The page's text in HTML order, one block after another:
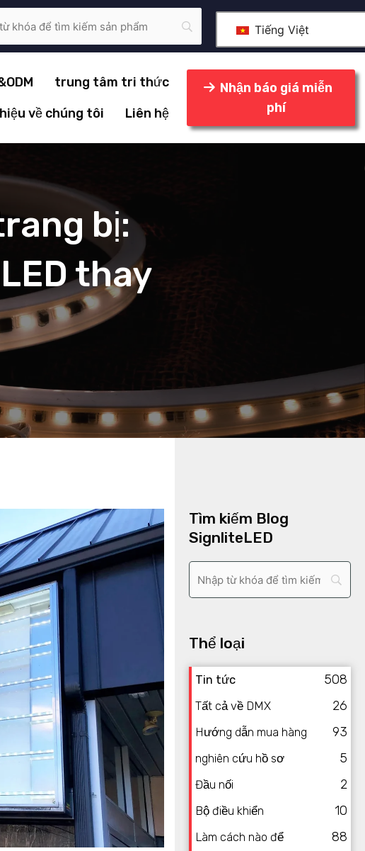
Tiếng Việt
trung tâm tri thức
về chúng tôi
Liên hệ
Nhận báo giá miễn
phí
bị:
thay
Tìm kiếm Blog
SignliteLED
Thể loại
Tin tức 508
Tất cả về DMX 26
Hướng dẫn mua hàng 93
nghiên cứu hồ sơ 5
Đầu nối 2
Bộ điều khiển 10
Làm cách nào để 88